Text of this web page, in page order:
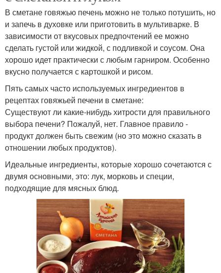
В сметане говяжью печень можно не только потушить, но
и запечь в духовке или приготовить в мультиварке. В
зависимости от вкусовых предпочтений ее можно
сделать густой или жидкой, с подливкой и соусом. Она
хорошо идет практически с любым гарниром. Особенно
вкусно получается с картошкой и рисом.
Пять самых часто используемых ингредиентов в
рецептах говяжьей печени в сметане:
Существуют ли какие-нибудь хитрости для правильного
выбора печени? Пожалуй, нет. Главное правило -
продукт должен быть свежим (но это можно сказать в
отношении любых продуктов).
Идеальные ингредиенты, которые хорошо сочетаются с
двумя основными, это: лук, морковь и специи,
подходящие для мясных блюд.